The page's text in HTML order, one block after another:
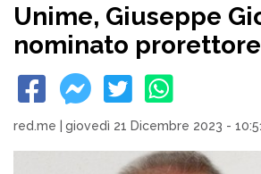
Unime, Giuseppe
nominato
red.me giovedì 21 Dicembre 2023 -